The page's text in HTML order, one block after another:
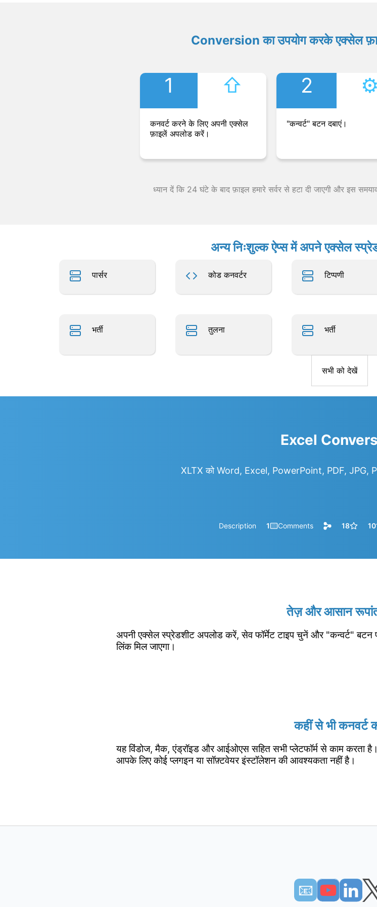
Conversion का उपयोग करके एक्सेल
1 ⇧︎
कनवर्ट करने के लिए अपनी एक्सेल
फ़ाइलें अपलोड करें।
2 ⚙︎
"कन्वर्ट" बटन दबाएं।
ध्यान दें कि 24 घंटे के बाद फ़ाइल हमारे सर्वर से हटा दी जाएगी और इस
अन्य निःशुल्क ऐप्स में अपने एक्सेल
पार्सर कोड कनवर्टर टिप्पणी
भर्ती तुलना भर्ती
सभी को देखें
Excel
XLTX को Word, Excel, PowerPoint, PDF, JPG,
Description 1 Comments 18
तेज़ और आसान
अपनी एक्सेल स्प्रेडशीट अपलोड करें, सेव फॉर्मेट टाइप चुनें और "कन्वर्ट" बटन
लिंक मिल जाएगा।
कहीं से भी कनवर्ट
यह विंडोज, मैक, एंड्रॉइड और आईओएस सहित सभी प्लेटफॉर्म से काम करता है।
आपके लिए कोई प्लगइन या सॉफ़्टवेयर इंस्टॉलेशन की आवश्यकता नहीं है।
📧︎